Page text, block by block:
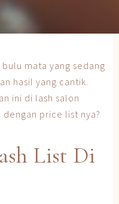
mata yang sedang
hasil yang cantik.
ini di lash salon
price list nya?
List Di